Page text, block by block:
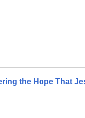
the Hope That